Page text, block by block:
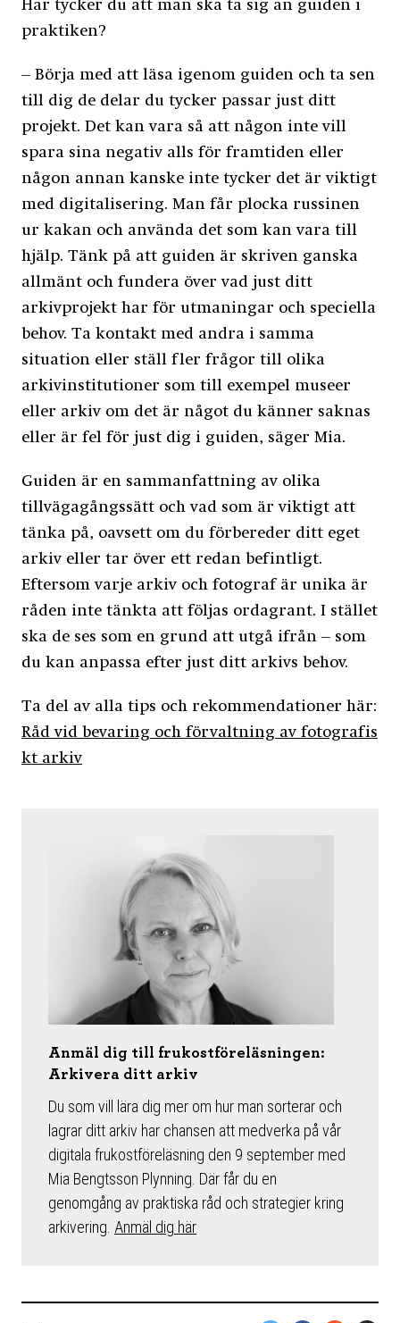
Har tycker du att man ska ta sig an guiden i
praktiken?
– Börja med att läsa igenom guiden och ta sen
till dig de delar du tycker passar just ditt
projekt. Det kan vara så att någon inte vill
spara sina negativ alls för framtiden eller
någon annan kanske inte tycker det är viktigt
med digitalisering. Man får plocka russinen
ur kakan och använda det som kan vara till
hjälp. Tänk på att guiden är skriven ganska
allmänt och fundera över vad just ditt
arkivprojekt har för utmaningar och speciella
behov. Ta kontakt med andra i samma
situation eller ställ fler frågor till olika
arkivinstitutioner som till exempel museer
eller arkiv om det är något du känner saknas
eller är fel för just dig i guiden, säger Mia.
Guiden är en sammanfattning av olika
tillvägagångssätt och vad som är viktigt att
tänka på, oavsett om du förbereder ditt eget
arkiv eller tar över ett redan befintligt.
Eftersom varje arkiv och fotograf är unika är
råden inte tänkta att följas ordagrant. I stället
ska de ses som en grund att utgå ifrån – som
du kan anpassa efter just ditt arkivs behov.
Ta del av alla tips och rekommendationer här:
Råd vid bevaring och förvaltning av fotografis
kt arkiv
Anmäl dig till frukostföreläsningen:
Arkivera ditt arkiv
Du som vill lära dig mer om hur man sorterar och
lagrar ditt arkiv har chansen att medverka på vår
digitala frukostföreläsning den 9 september med
Mia Bengtsson Plynning. Där får du en
genomgång av praktiska råd och strategier kring
arkivering. Anmäl dig här